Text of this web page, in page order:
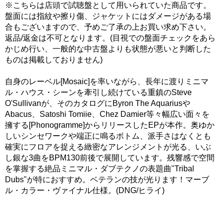
※こちらは店頭で試聴盤として用いられていた商品です。
盤面には指紋や擦り傷、ジャケットにはダメージがある場
合もございますので、予めご了承の上お買い求め下さい。
返品/返金は不可となります。(目視での盤面チェックをあら
かじめ行い、一般的な中古盤よりも状態が悪いと判断した
ものは掲載しておりません)
自身のレーベル[Mosaic]を率いながら、長年に渡りミニマ
ル・ハウス・シーンを牽引し続けている重鎮のSteve
O'Sullivanが、そのカタログにByron The Aquariusや
Abacus、Satoshi Tomiie、Chez Damier等々幅広い面々を
擁する[Phonogramme]からリリースしたEPが本作。奥ゆか
しいシンセワークや端正に鳴るボトム、派手さはなくとも
確実にフロアを捉える緻密なアレンジメントが光る、いぶ
し銀な3曲をBPM130前後で展開しています。残響感で空間
を掌握する絶品ミニマル・ダブテクノの表題曲"Tribal
Dubs"が特におすすめ。ベテランの技が光ります！マーブ
ル・カラー・ヴァイナル仕様。(DNG/ヒライ)